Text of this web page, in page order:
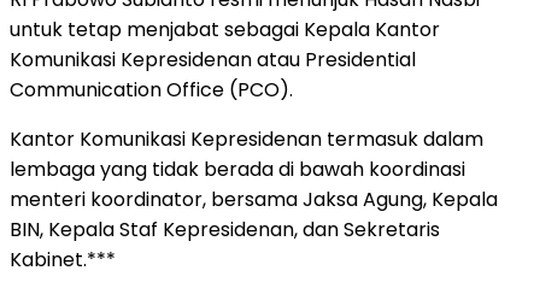
untuk tetap menjabat sebagai Kepala Kantor
Komunikasi Kepresidenan atau Presidential
Communication Office (PCO).
Kantor Komunikasi Kepresidenan termasuk dalam
lembaga yang tidak berada di bawah koordinasi
menteri koordinator, bersama Jaksa Agung, Kepala
BIN, Kepala Staf Kepresidenan, dan Sekretaris
Kabinet.***